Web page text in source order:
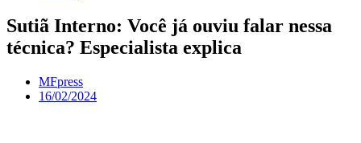
Sutiã Interno: Você já ouviu falar nessa
técnica? Especialista explica
MFpress
16/02/2024